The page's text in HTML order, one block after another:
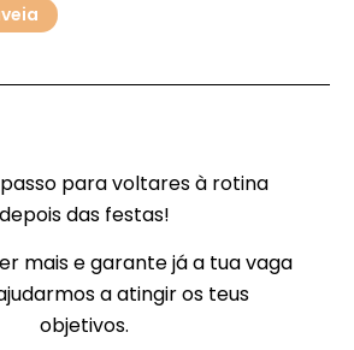
para voltares à rotina
depois das festas!
mais e garante já a tua vaga
a atingir os teus
objetivos.